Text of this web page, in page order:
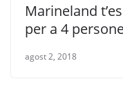
Marineland
per a 4
agost 2, 2018